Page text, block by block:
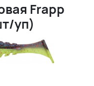
Frapp
уп)